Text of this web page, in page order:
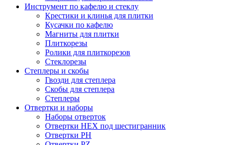
Инструмент по кафелю и стеклу
Крестики и клинья для плитки
Кусачки по кафелю
Магниты для плитки
Плиткорезы
Ролики для плиткорезов
Стеклорезы
Степлеры и скобы
Гвозди для степлера
Скобы для степлера
Степлеры
Отвертки и наборы
Наборы отверток
Отвертки HEX под шестигранник
Отвертки PH